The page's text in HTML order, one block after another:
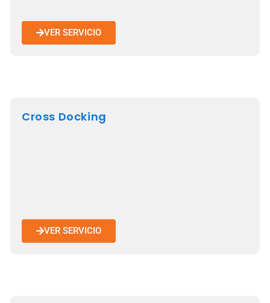
VER SERVICIO
Cross Docking
VER SERVICIO